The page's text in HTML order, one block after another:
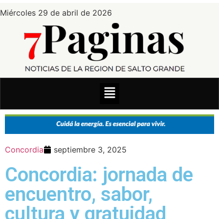
Miércoles 29 de abril de 2026
Concordia septiembre 3, 2025
Concordia: jornada de
encuentro, sabor,
cultura y gratuidad